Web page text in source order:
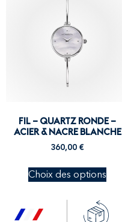
FIL – QUARTZ RONDE –
ACIER & NACRE BLANCHE
360,00 €
Choix des options